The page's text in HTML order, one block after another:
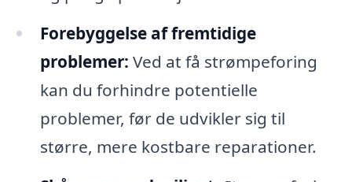
Forebyggelse af fremtidige
problemer: Ved at få strømpeforing
kan du forhindre potentielle
problemer, før de udvikler sig til
større, mere kostbare reparationer.